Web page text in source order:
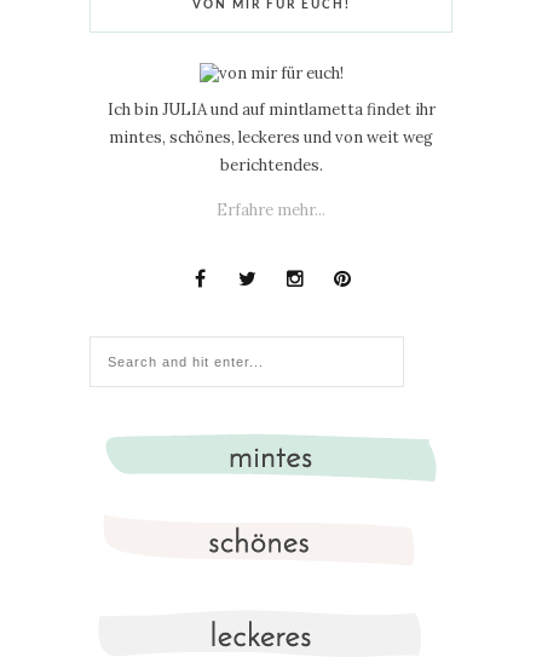
VON MIR FÜR EUCH!
Ich bin JULIA und auf mintlametta findet ihr
mintes, schönes, leckeres und von weit weg
berichtendes.
Erfahre mehr...